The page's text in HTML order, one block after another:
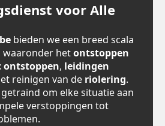
voor Alle
bieden we een breed scala
waaronder hetontstoppen
ontstoppen, leidingen
reinigen van de riolering.
om elke situatie aan
verstoppingen tot